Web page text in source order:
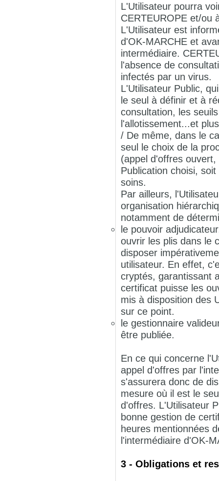
L'Utilisateur pourra
CERTEUROPE et/ou
L'Utilisateur est
d'OK-MARCHE et
intermédiaire.
l'absence de
infectés par un virus.
L'Utilisateur Public,
le seul à définir et à
consultation, les
l'allotissement...et
/ De même, dans le
seul le choix de la
(appel d'offres
Publication choisi,
soins.
Par ailleurs,
organisation
notamment de
le pouvoir
ouvrir les plis dans le
disposer
utilisateur. En effet,
cryptés, garantissant
certificat puisse les
mis à disposition des
sur ce point.
le gestionnaire
être publiée.
En ce qui concerne
appel d'offres par
s'assurera donc de
mesure où il est le
d'offres. L'Utilisateur
bonne gestion de
heures mentionnées
l'intermédiaire d'OK-
3 - Obligations et